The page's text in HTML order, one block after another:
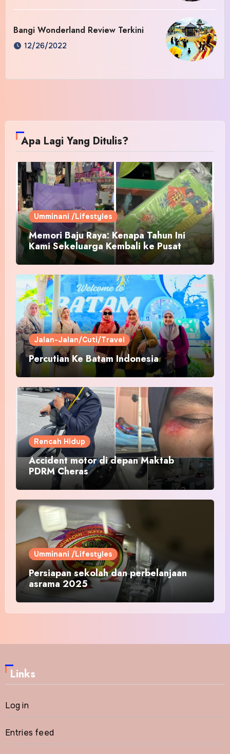
Bangi Wonderland Review Terkini
12/26/2022
Apa Lagi Yang Ditulis?
Umminani /Lifestyles
Memori Baju Raya: Kenapa Tahun Ini
Kami Sekeluarga Kembali ke Pusat
Pakaian Hari-Hari?
Jalan-Jalan/Cuti/Travel
Percutian Ke Batam Indonesia
Rencah Hidup
Accident motor di depan Maktab
PDRM Cheras
Umminani /Lifestyles
Persiapan sekolah dan perbelanjaan
asrama 2025
Links
Log in
Entries feed